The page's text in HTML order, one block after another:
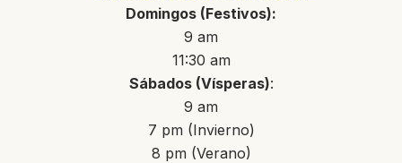
Domingos (Festivos):
9 am
11:30 am
Sábados (Vísperas):
9 am
7 pm (Invierno)
8 pm (Verano)